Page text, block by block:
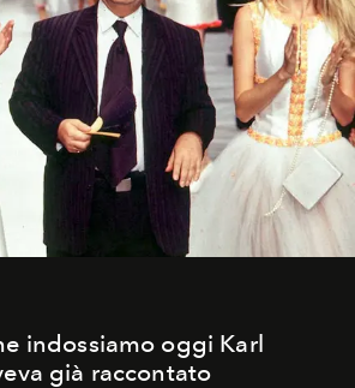
indossiamo oggi Karl
già raccontato